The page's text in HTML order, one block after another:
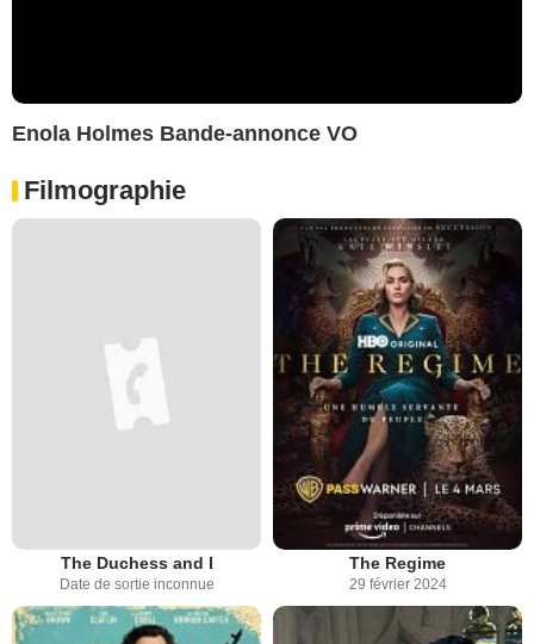
Enola Holmes Bande-annonce VO
Filmographie
The Duchess and I
Date de sortie inconnue
The Regime
29 février 2024